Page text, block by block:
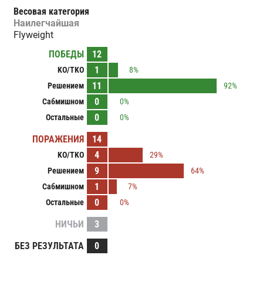
Весовая категория
Наилегчайшая
Flyweight
ПОБЕДЫ
12
KO/TKO 1
8%
Решением
11
92%
Сабмишном
0
0%
Остальные
0 0%
ПОРАЖЕНИЯ 14
KO/TKO 4
29%
Решением
9
64%
Сабмишном
1
7%
Остальные
0 0%
НИЧЬИ
3
БЕЗ РЕЗУЛЬТАТА
0